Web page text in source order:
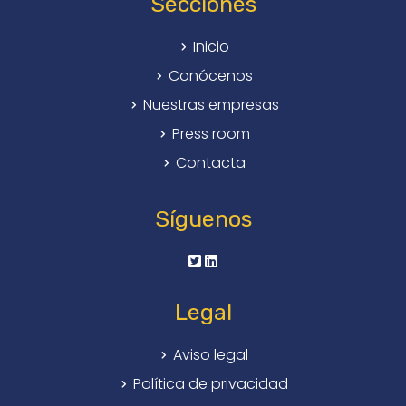
Inicio
Conócenos
Nuestras empresas
Press room
Contacta
Síguenos
Legal
Aviso legal
Política de privacidad